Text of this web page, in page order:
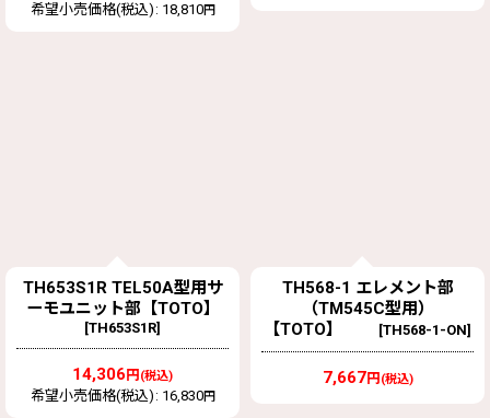
希望小売価格(税込) : 18,810円
TH653S1R TEL50A型用サ
ーモユニット部【TOTO】
[TH653S1R]
14,306 円 (税込)
希望小売価格(税込) : 16,830円
TH568-1 エレメント部
（TM545C型用）
【TOTO】
[TH568-1-ON]
7,667円 (税込)